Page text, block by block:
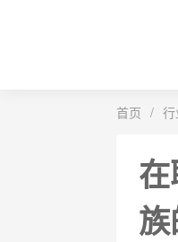
首页 /